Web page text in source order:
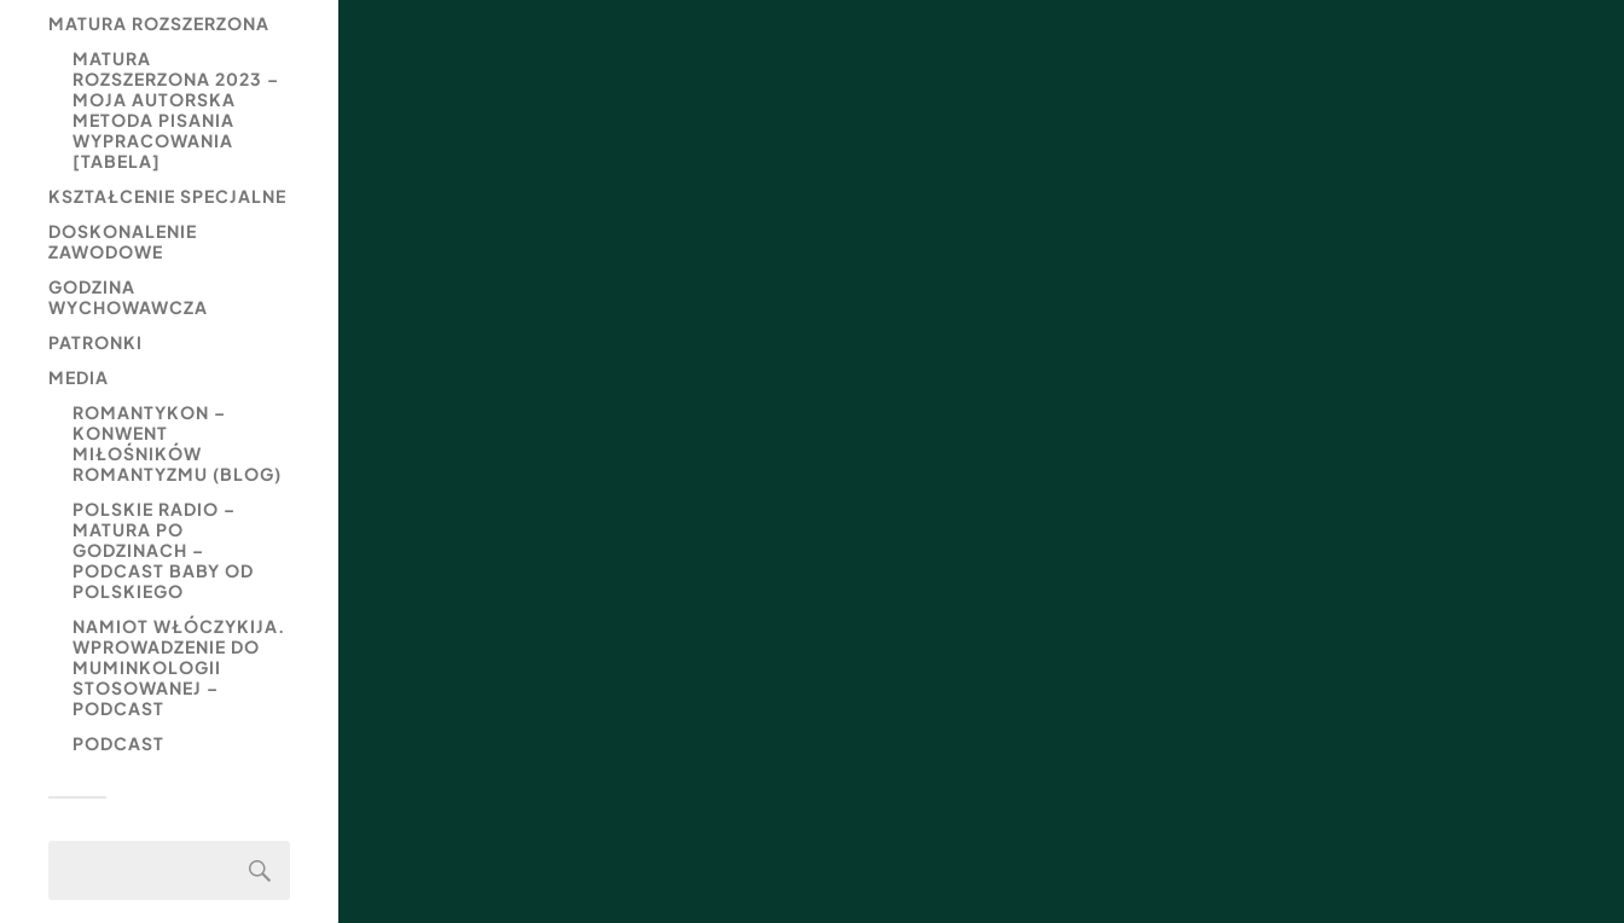
MATURA ROZSZERZONA
MATURA
ROZSZERZONA 2023 –
MOJA AUTORSKA
METODA PISANIA
WYPRACOWANIA
[TABELA]
KSZTAŁCENIE SPECJALNE
DOSKONALENIE
ZAWODOWE
GODZINA
WYCHOWAWCZA
PATRONKI
MEDIA
ROMANTYKON –
KONWENT
MIŁOŚNIKÓW
ROMANTYZMU (BLOG)
POLSKIE RADIO –
MATURA PO
GODZINACH –
PODCAST BABY OD
POLSKIEGO
NAMIOT WŁÓCZYKIJA.
WPROWADZENIE DO
MUMINKOLOGII
STOSOWANEJ –
PODCAST
PODCAST